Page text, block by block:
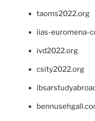
taoms2022.org
iias-euromena-
ivd2022.org
csity2022.org